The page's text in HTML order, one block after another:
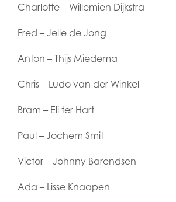
Charlotte – Willemien Dijkstra
Fred – Jelle de Jong
Anton – Thijs Miedema
Chris – Ludo van der Winkel
Bram – Eli ter Hart
Paul – Jochem Smit
Victor – Johnny Barendsen
Ada – Lisse Knaapen